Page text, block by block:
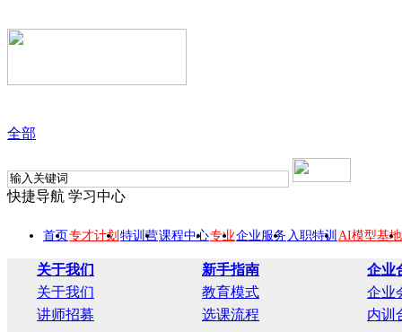
全部
快捷导航 学习中心
首页专才计划 特训营课程中心专业企业服务 入职特训 AI模型基地
关于我们 新手指南
企业
关于我们
教育模式
企业
讲师招募
选课流程 内训